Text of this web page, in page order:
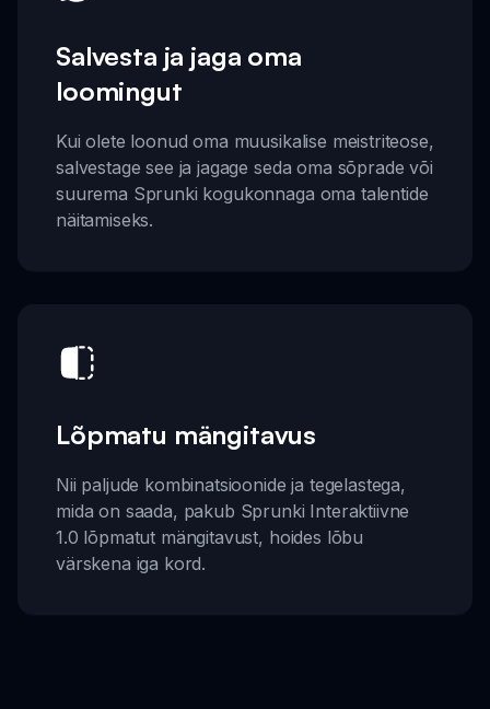
Salvesta ja jaga oma
loomingut
Kui olete loonud oma muusikalise meistriteose,
salvestage see ja jagage seda oma sõprade või
suurema Sprunki kogukonnaga oma talentide
näitamiseks.
Lõpmatu mängitavus
Nii paljude kombinatsioonide ja tegelastega,
mida on saada, pakub Sprunki Interaktiivne
1.0 lõpmatut mängitavust, hoides lõbu
värskena iga kord.